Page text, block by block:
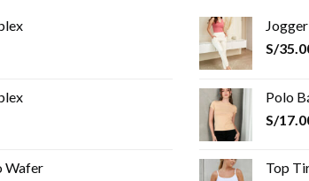
Wafer
S/
Polo
S/
Top